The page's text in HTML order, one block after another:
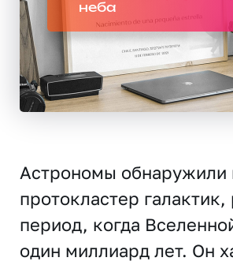
неба
Астрономы обнаружили
протокластер
период, когда
один миллиард лет. Он